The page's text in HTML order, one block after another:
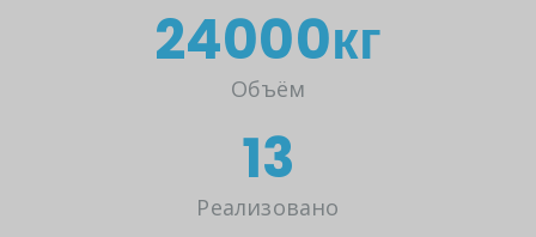
24000кг
Объём
14т
Реализовано